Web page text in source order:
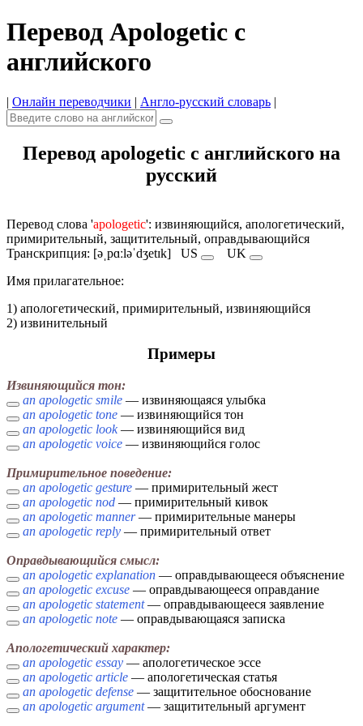
Перевод Apologetic с
английского
| Онлайн переводчики | Англо-русский словарь |
Перевод apologetic с английского на
русский
Перевод слова 'apologetic': извиняющийся, апологетический,
примирительный, защитительный, оправдывающийся
Транскрипция: [əˌpɑːləˈdʒetɪk] US
UK
Имя прилагательное:
1) апологетический, примирительный, извиняющийся
2) извинительный
Примеры
Извиняющийся тон:
an apologetic smile — извиняющаяся улыбка
an apologetic tone — извиняющийся тон
an apologetic look— извиняющийся вид
an apologetic voice — извиняющийся голос
Примирительное поведение:
an apologetic gesture — примирительный жест
an apologetic nod — примирительный кивок
an apologetic manner— примирительные манеры
an apologetic reply — примирительный ответ
Оправдывающийся смысл:
an apologetic explanation — оправдывающееся объяснение
an apologetic excuse — оправдывающееся оправдание
an apologetic statement— оправдывающееся заявление
an apologetic note — оправдывающаяся записка
Апологетический характер:
an apologetic essay — апологетическое эссе
an apologetic article — апологетическая статья
an apologetic defense — защитительное обоснование
an apologetic argument— защитительный аргумент